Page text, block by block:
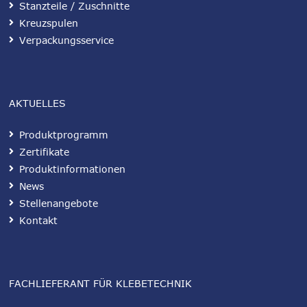
Stanzteile / Zuschnitte
Kreuzspulen
Verpackungsservice
FACHLIEFERANT FÜR KLEBETECHNIK
AKTUELLES
Produktprogramm
Zertifikate
Produktinformationen
News
Stellenangebote
Kontakt